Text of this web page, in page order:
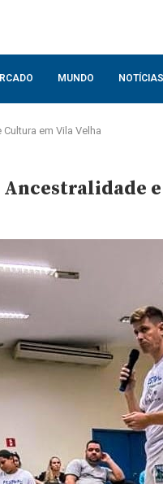
MUNDO NOTÍCIAS
em Vila Velha